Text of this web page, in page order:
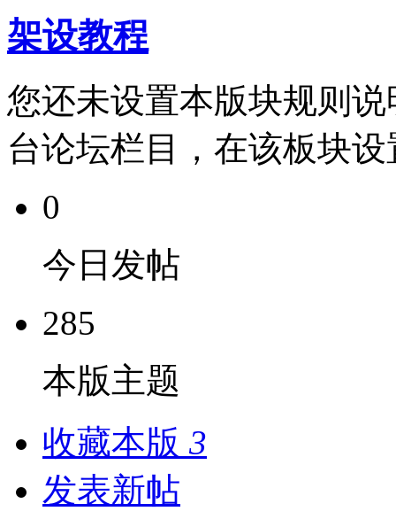
架设教程
您还未设置本版块规则
台论坛栏目，在该板块
0
今日发帖
285
本版主题
收藏本版 3
发表新帖